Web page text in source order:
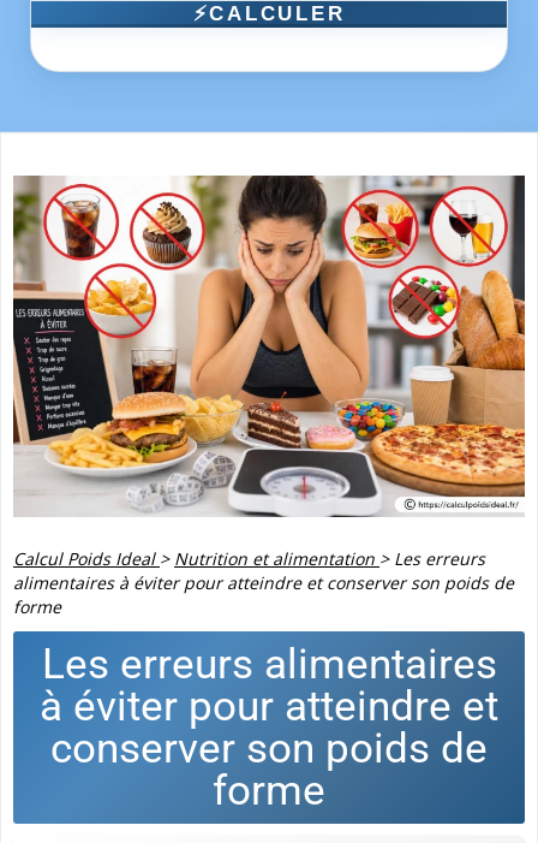
⚡CALCULER
Calcul Poids Ideal > Nutrition et alimentation > Les erreurs
alimentaires à éviter pour atteindre et conserver son poids de
forme
Les erreurs alimentaires
à éviter pour atteindre et
conserver son poids de
forme